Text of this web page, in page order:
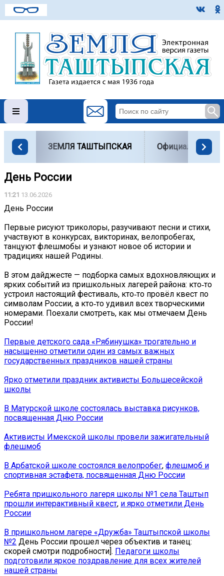
ЗЕМЛЯ ТАШТЫПСКАЯ Официально
День России
11:21 13.06.2026
День России
Первые рисуют триколоры, разучивают песни и стихи,
участвуют в конкурсах, викторинах, велопробегах,
танцуют флешмобы и узнают новое об истории и
традициях нашей Родины.
В этом дайджесте — подборка самых вдохновляющих и
ярких событий из пришкольных лагерей района: кто‑то
устроил настоящий фестиваль, кто‑то провёл квест по
символам России, а кто‑то удивил всех творческими
номерами. Поехали смотреть, как мы отмечаем День
России!
Первые детского сада «Рябинушка» трогательно и
насыщенно отметили один из самых важных
государственных праздников нашей страны
Ярко отметили праздник активисты Большесейской
школы
В Матурской школе состоялась выставка рисунков,
посвященная Дню России
Активисты Имекской школы провели зажигательный
флешмоб
В Арбатской школе состоялся велопробег, флешмоб и
спортивная эстафета, посвященная Дню России
Ребята пришкольного лагеря школы №1 села Таштып
прошли интерактивный квест, и ярко отметили День
России
В пришкольном лагере «Дружба» Таштыпской школы
№2 День России прошел через объектив и танец:
скорей смотри подробности]. Педагоги школы
подготовили яркое поздравление для всех жителей
нашей страны